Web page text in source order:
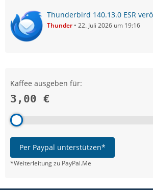
Thunderbird 140.13.0 ESR
Thunder 22. Juli 2026 um 19:16
Kaffee ausgeben für:
3,00 €
Per Paypal unterstützen*
*Weiterleitung zu PayPal.Me